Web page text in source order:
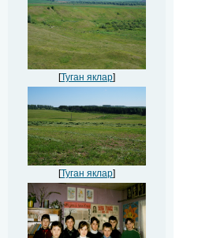
[Туган яклар]
[Туган яклар]